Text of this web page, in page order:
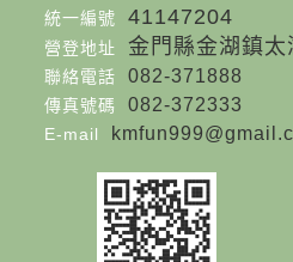
統一編號 41147204
營登地址 金門縣金湖鎮
聯絡電話 082-371888
傳真號碼 082-372333
E-mail